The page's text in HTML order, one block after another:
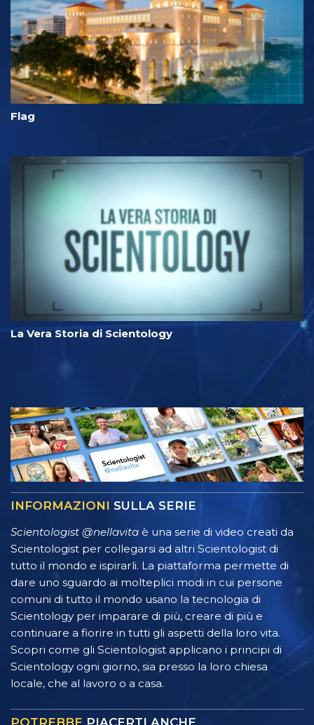
Flag
La Vera Storia di Scientology
INFORMAZIONI SULLA SERIE
Scientologist @nellavita è una serie di video creati da
Scientologist per collegarsi ad altri Scientologist di
tutto il mondo e ispirarli. La piattaforma permette di
dare uno sguardo ai molteplici modi in cui persone
comuni di tutto il mondo usano la tecnologia di
Scientology per imparare di più, creare di più e
continuare a fiorire in tutti gli aspetti della loro vita.
Scopri come gli Scientologist applicano i principi di
Scientology ogni giorno, sia presso la loro chiesa
locale, che al lavoro o a casa.